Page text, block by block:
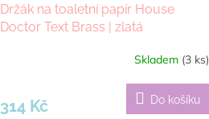
Držák na toaletní papír House
Doctor Text Brass | zlatá
Skladem (3 ks)
314 Kč Do košíku